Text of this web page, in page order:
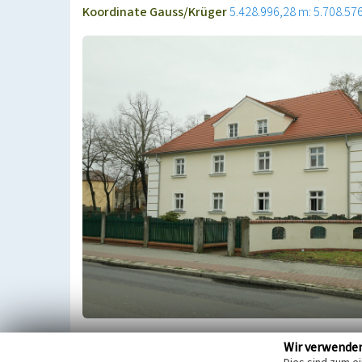
Koordinate Gauss/Krüger5.428.996,28 m:
Dieses Wohngebäude nahe dem nördlichen
Wir